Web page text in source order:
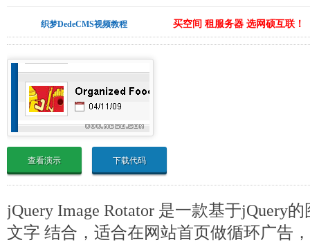
织梦DedeCMS视频教程 买空间 租服务器 选网硕互联！
查看演示 下载代码
jQuery Image Rotator 是一款基于jQuery
文字 结合，适合在网站首页做循环广告